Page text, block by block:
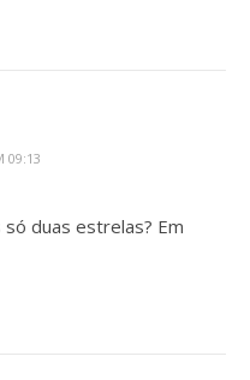
09:13
só duas estrelas? Em